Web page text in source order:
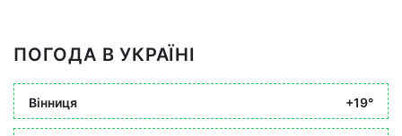
ПОГОДА В УКРАЇНІ
Вінниця +19°